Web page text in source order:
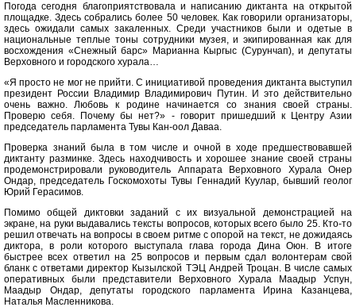
Погода сегодня благоприятствовала и написанию диктанта на открытой
площадке. Здесь собрались более 50 человек. Как говорили организаторы,
здесь ожидали самых закаленных. Среди участников были и одетые в
национальные теплые тоны сотрудники музея, и экипированная как для
восхождения «Снежный барс» Марианна Кыргыс (Сурунчап), и депутаты
Верховного и городского хурала…
«Я просто не мог не прийти. С инициативой проведения диктанта выступил
президент России Владимир Владимирович Путин. И это действительно
очень важно. Любовь к родине начинается со знания своей страны.
Проверю себя. Почему бы нет?» - говорит пришедший к Центру Азии
председатель парламента Тувы Кан-оол Даваа.
Проверка знаний была в том числе и очной в ходе предшествовавшей
диктанту разминке. Здесь находчивость и хорошее знание своей страны
продемонстрировали руководитель Аппарата Верховного Хурала Онер
Ондар, председатель Госкомохоты Тувы Геннадий Куулар, бывший геолог
Юрий Герасимов.
Помимо общей диктовки заданий с их визуальной демонстрацией на
экране, на руки выдавались тексты вопросов, которых всего было 25. Кто-то
решил отвечать на вопросы в своем ритме с опорой на текст, не дожидаясь
диктора, в роли которого выступала глава города Дина Оюн. В итоге
быстрее всех ответил на 25 вопросов и первым сдал волонтерам свой
бланк с ответами директор Кызылской ТЭЦ Андрей Троцан. В числе самых
оперативных были представители Верховного Хурала Маадыр Успун,
Маадыр Ондар, депутаты городского парламента Ирина Казанцева,
Наталья Масленникова.